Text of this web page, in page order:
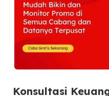
Konsultasi